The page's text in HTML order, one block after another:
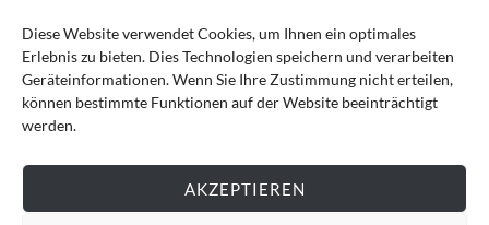
Diese Website verwendet Cookies, um Ihnen ein optimales
Erlebnis zu bieten. Dies Technologien speichern und verarbeiten
Geräteinformationen. Wenn Sie Ihre Zustimmung nicht erteilen,
können bestimmte Funktionen auf der Website beeinträchtigt
werden.
AKZEPTIEREN
Mein Bestellkonto Kundeninformationen Datenschutz
Cookie-Richtlinie (EU) Impressum
VERTRAG WIDERRUFEN